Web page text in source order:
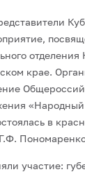
отделения
крае.
в
участие: